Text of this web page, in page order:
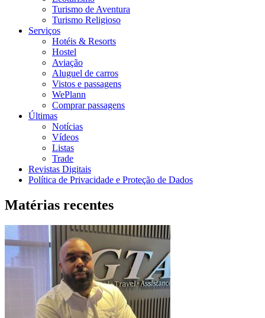
Turismo de Aventura
Turismo Religioso
Serviços
Hotéis & Resorts
Hostel
Aviação
Aluguel de carros
Vistos e passagens
WePlann
Comprar passagens
Últimas
Notícias
Vídeos
Listas
Trade
Revistas Digitais
Política de Privacidade e Proteção de Dados
Matérias recentes